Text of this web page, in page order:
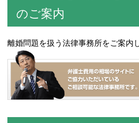
のご案内
離婚問題を扱う法律事務所をご案内